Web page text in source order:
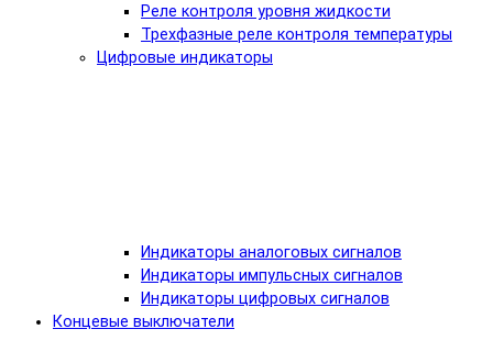
Реле контроля уровня жидкости
Трехфазные реле контроля температуры
Цифровые индикаторы
Индикаторы аналоговых сигналов
Индикаторы импульсных сигналов
Индикаторы цифровых сигналов
Концевые выключатели